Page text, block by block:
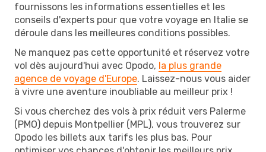
fournissons les informations essentielles et les
conseils d'experts pour que votre voyage en Italie se
déroule dans les meilleures conditions possibles.
Ne manquez pas cette opportunité et réservez votre
vol dès aujourd'hui avec Opodo, la plus grande
agence de voyage d'Europe. Laissez-nous vous aider
à vivre une aventure inoubliable au meilleur prix !
Si vous cherchez des vols à prix réduit vers Palerme
(PMO) depuis Montpellier (MPL), vous trouverez sur
Opodo les billets aux tarifs les plus bas. Pour